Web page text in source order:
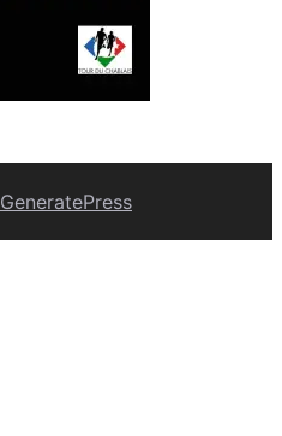
GeneratePress